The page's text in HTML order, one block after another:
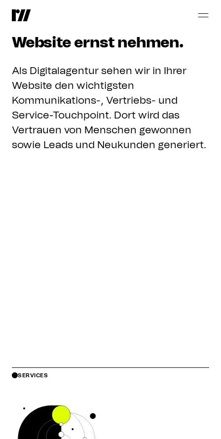
Für
ihre
Website ernst nehmen.
Als Digitalagentur sehen wir in Ihrer
Website den wichtigsten
Kommunikations-, Vertriebs- und
Service-Touchpoint. Dort wird das
Vertrauen von Menschen gewonnen
sowie Leads und Neukunden generiert.
SERVICES